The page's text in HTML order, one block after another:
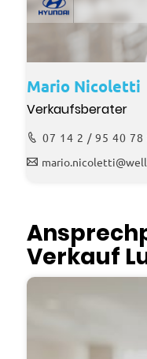
Mario Nicoletti
Verkaufsberater
07 14 2 / 95 40 78
Verkauf